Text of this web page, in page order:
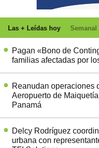
Las + Leídas hoy Semanal
Pagan «Bono de
familias afectadas por
Reanudan operaciones
Aeropuerto de
Panamá
Delcy Rodríguez
urbana con